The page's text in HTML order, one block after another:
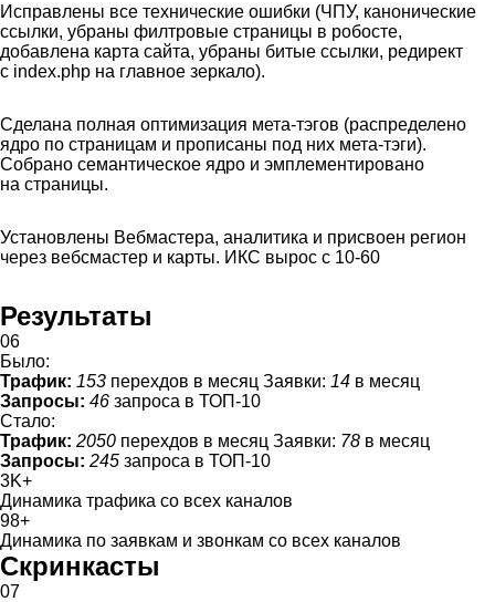
Исправлены все технические ошибки (ЧПУ, канонические
ссылки, убраны филтровые страницы в робосте,
добавлена карта сайта, убраны битые ссылки, редирект
с index.php на главное зеркало).
Сделана полная оптимизация мета-тэгов (распределено
ядро по страницам и прописаны под них мета-тэги).
Собрано семантическое ядро и эмплементировано
на страницы.
Установлены Вебмастера, аналитика и присвоен регион
через вебсмастер и карты. ИКС вырос с 10-60
Результаты
06
Было:
Трафик: 153 перехдов в месяц Заявки: 14 в месяц
Запросы: 46 запроса в ТОП-10
Стало:
Трафик: 2050 перехдов в месяц Заявки: 78 в месяц
Запросы: 245 запроса в ТОП-10
3K+
Динамика трафика со всех каналов
98+
Динамика по заявкам и звонкам со всех каналов
Скринкасты
07